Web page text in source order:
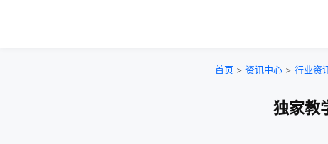
首页 > 资讯中心 > 行业资
独家教